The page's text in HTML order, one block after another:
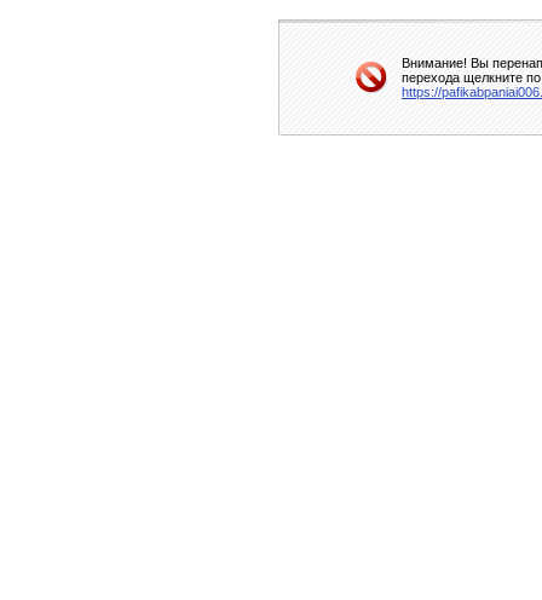
Внимание! Вы
перехода щелкните
https://